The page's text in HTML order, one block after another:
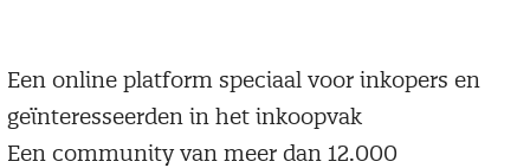
Een online platform speciaal voor inkopers en
geïnteresseerden in het inkoopvak
Een community van meer dan 12.000